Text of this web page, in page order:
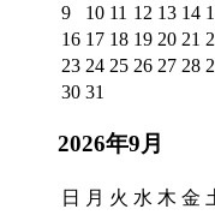
9
10 11 12 13 14
16 17 18 19 20 21
23 24 25 26 27 28
30 31
2026年9月
日 月 火 水 木 金